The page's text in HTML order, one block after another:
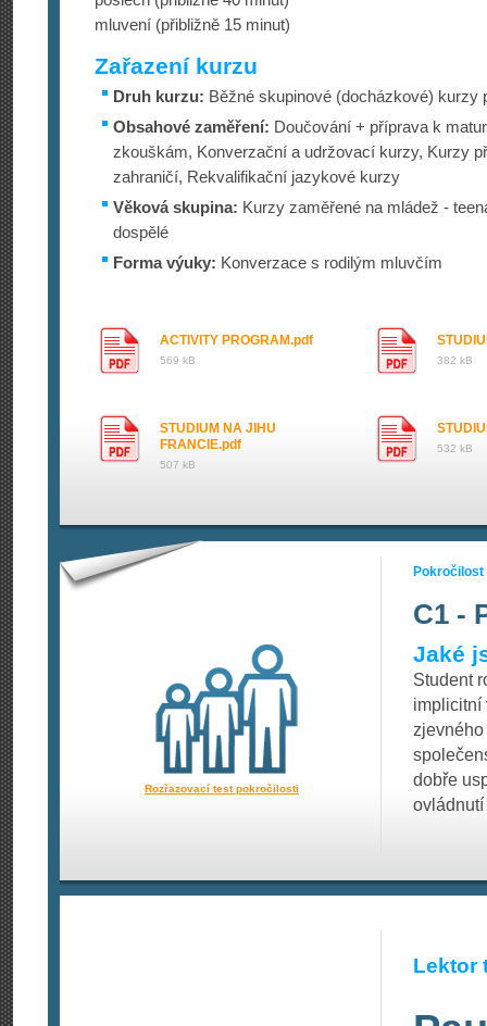
mluvení (přibližně 15 minut)
Zařazení kurzu
Druh kurzu: Běžné skupinové (docházkové) kurzy
Obsahové zaměření: Doučování + příprava k
zkouškám, Konverzační a udržovací kurzy, Kurzy
zahraničí, Rekvalifikační jazykové kurzy
Věková skupina: Kurzy zaměřené na mládež -
dospělé
Forma výuky: Konverzace s rodilým mluvčím
ACTIVITY PROGRAM.pdf
569 kB 382 kB
STUDIUM NA JIHU
FRANCIE.pdf
507 kB
532 kB
Pokročilost
C1 -
Jaké
Student
implicitní
dobře
ovládnutí
Rozřazovací test pokročilosti
Lektor